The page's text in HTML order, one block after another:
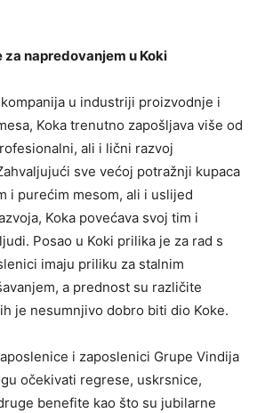
napredovanjem u Koki
u industriji proizvodnje i
Koka trenutno zapošljava više od
ali i lični razvoj
sve većoj potražnji kupaca
i purećim mesom, ali i uslijed
Koka povećava svoj tim i
Posao u Koki prilika je za rad s
imaju priliku za stalnim
a prednost su različite
je nesumnjivo dobro biti dio Koke.
i zaposlenici Grupe Vindija
očekivati regrese, uskrsnice,
benefite kao što su jubilarne